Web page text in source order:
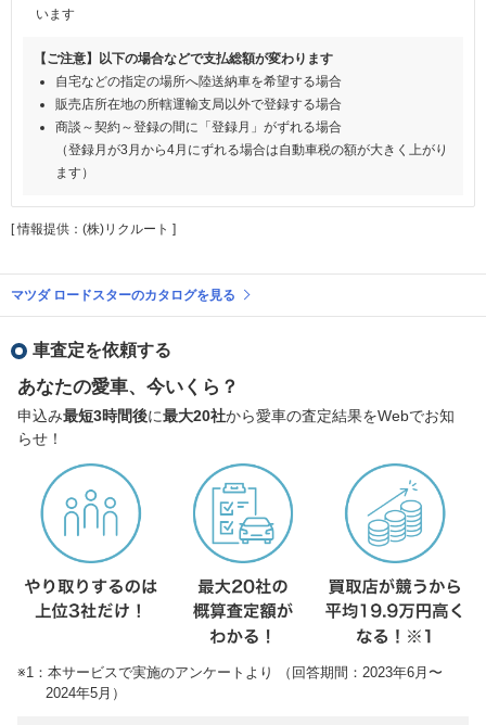
います
【ご注意】以下の場合などで支払総額が変わります
自宅などの指定の場所へ陸送納車を希望する場合
販売店所在地の所轄運輸支局以外で登録する場合
商談～契約～登録の間に「登録月」がずれる場合
（登録月が3月から4月にずれる場合は自動車税の額が大きく上がり
ます）
[ 情報提供：(株)リクルート ]
マツダ ロードスターのカタログを見る
車査定を依頼する
あなたの愛車、今いくら？
申込み最短3時間後に最大20社から愛車の査定結果をWebでお知
らせ！
※1：本サービスで実施のアンケートより （回答期間：2023年6月〜
2024年5月）